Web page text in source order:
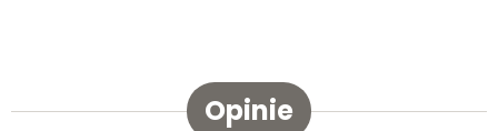
Opinie